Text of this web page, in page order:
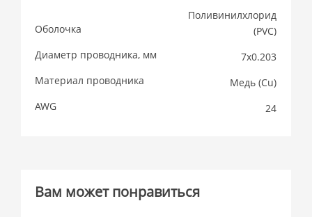
Оболочка
Поливинилхлорид
(PVC)
Диаметр проводника, мм
7х0.203
Материал проводника
Медь (Cu)
AWG
24
Вам может понравиться